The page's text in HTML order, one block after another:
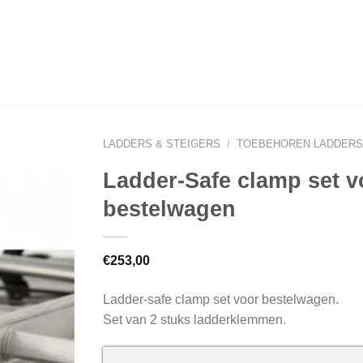
LADDERS & STEIGERS / TOEBEHOREN LADDERS
Ladder-Safe clamp set
bestelwagen
€253,00
Ladder-safe clamp set voor bestelwagen.
Set van 2 stuks ladderklemmen.